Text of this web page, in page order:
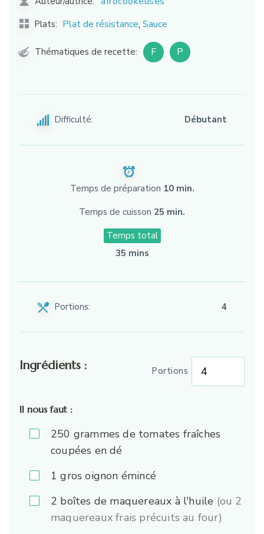
Plats: Plat de résistance,Sauce
Thématiques de recette: F P
Difficulté: Débutant
Temps de préparation 10 min.
Temps de cuisson 25 min.
Temps total
35 mins
Portions: 4
Ingrédients : Portions
Il nous faut :
250 grammes de tomates fraîches
coupées en dé
1 gros oignon émincé
2 boîtes de maquereaux à l'huile (ou 2
maquereaux frais précuits au four)